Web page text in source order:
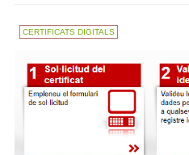
CERTIFICATS DIGITALS